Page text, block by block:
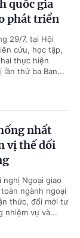
quốc gia
phát triển
29/7, tại Hội
cứu, học tập,
thực hiện
lần thứ ba Ban...
nhất
vị thế đối
Ngoại giao
ngành ngoại
thức, đổi mới tư
nhiệm vụ và...